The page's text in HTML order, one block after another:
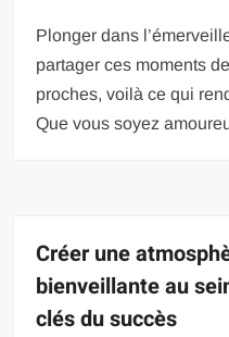
Plonger dans
partager ces moments
proches, voilà ce qui
Que vous soyez
Créer une
bienveillante au
clés du succès